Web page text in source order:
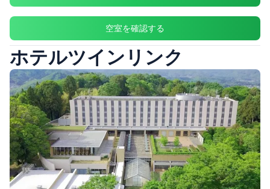
空室を確認する
ホテルツインリンク